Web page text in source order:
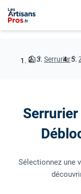
Serrurier
Sélectionnez une